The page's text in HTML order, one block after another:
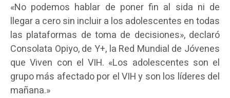
«No podemos hablar de poner fin al sida ni de
llegar a cero sin incluir a los adolescentes en todas
las plataformas de toma de decisiones», declaró
Consolata Opiyo, de Y+, la Red Mundial de Jóvenes
que Viven con el VIH. «Los adolescentes son el
grupo más afectado por el VIH y son los líderes del
mañana.»